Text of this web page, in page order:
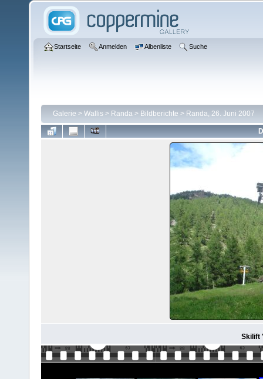
Startseite Anmelden Albenliste Suche
Galerie > Wallis > Randa > Bildberichte > Randa, 26. Juni 2007
Skilift